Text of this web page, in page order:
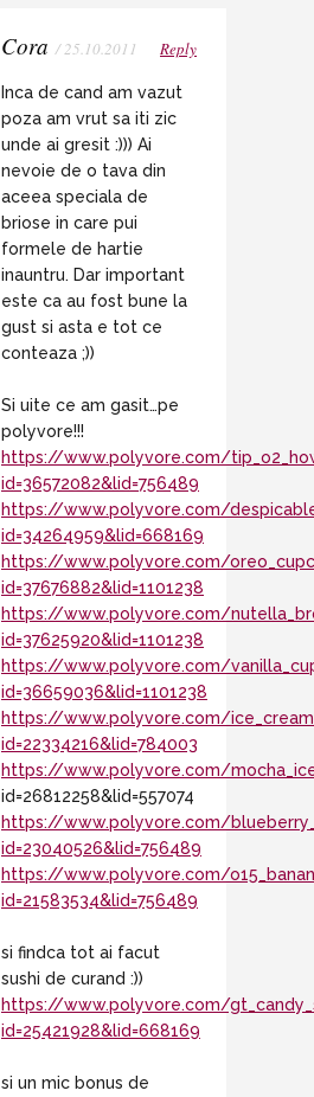
Cora / 25.10.2011 Reply
Inca de cand am vazut
poza am vrut sa iti zic
unde ai gresit :))) Ai
nevoie de o tava din
aceea speciala de
briose in care pui
formele de hartie
inauntru. Dar important
este ca au fost bune la
gust si asta e tot ce
conteaza ;))
Si uite ce am gasit…pe
polyvore!!!
https://www.polyvore.com/
id=36572082&lid=756489
https://www.polyvore.com/
id=34264959&lid=668169
https://www.polyvore.com/
id=37676882&lid=1101238
https://www.polyvore.com/
id=37625920&lid=1101238
https://www.polyvore.com/
id=36659036&lid=1101238
https://www.polyvore.com/
id=22334216&lid=784003
https://www.polyvore.com/
id=26812258&lid=557074
https://www.polyvore.com/
id=23040526&lid=756489
https://www.polyvore.com/
id=21583534&lid=756489
si findca tot ai facut
sushi de curand :))
https://www.polyvore.com/
id=25421928&lid=668169
si un mic bonus de